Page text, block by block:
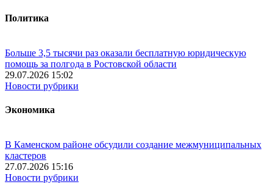
Политика
Больше 3,5 тысячи раз оказали бесплатную юридическую
помощь за полгода в Ростовской области
29.07.2026 15:02
Новости рубрики
Экономика
В Каменском районе обсудили создание межмуниципальных
кластеров
27.07.2026 15:16
Новости рубрики